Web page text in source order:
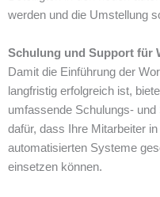
werden und die Umstellung
Schulung und Support für
Damit die Einführung der
langfristig erfolgreich ist,
umfassende Schulungs-
dafür, dass Ihre Mitarbeiter
automatisierten Systeme
einsetzen können.